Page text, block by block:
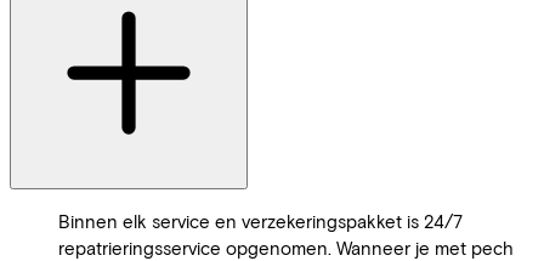
Binnen elk service en verzekeringspakket is 24/7
repatrieringsservice opgenomen. Wanneer je met pech